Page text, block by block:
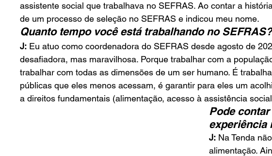
assistente social que trabalhava no SEFRAS. Ao contar a
de um processo de seleção no SEFRAS e indicou meu nome.
Quanto tempo você está trabalhando no
J: Eu atuo como coordenadora do SEFRAS desde agosto de
desafiadora, mas maravilhosa. Porque trabalhar com a
trabalhar com todas as dimensões de um ser humano. É
públicas que eles menos acessam, é garantir para eles um
a direitos fundamentais (alimentação, acesso à assistência
Pode
experiência
J: Na Tenda
alimentação.